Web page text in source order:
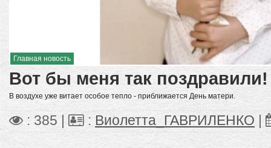
Главная новость
Вот бы меня так поздравили!
В воздухе уже витает особое тепло - приближается День матери.
: 385 | : Виолетта_ГАВРИЛЕНКО